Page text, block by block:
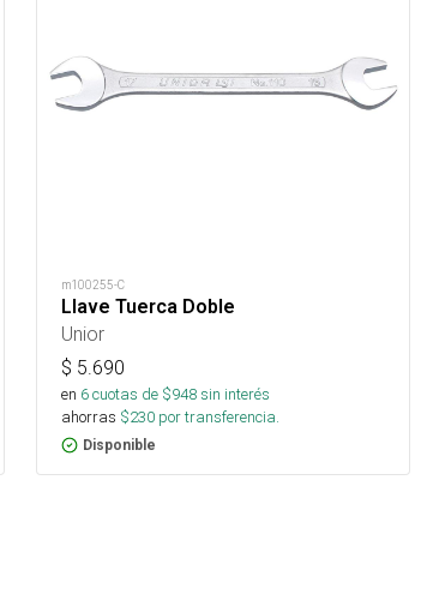
m100255-C
Llave Tuerca Doble
Unior
$ 5.690
en 6cuotas de $948sin interés
ahorras $230 por transferencia.
Disponible